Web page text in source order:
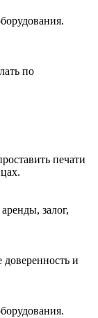
по
печати
залог,
и